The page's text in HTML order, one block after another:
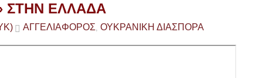
ΣΤΗΝ ΕΛΛΑΔΑ
ΑΓΓΕΛΙΑΦΟΡΟΣ ΟΥΚΡΑΝΙΚΗ ΔΙΑΣΠΟΡΑ